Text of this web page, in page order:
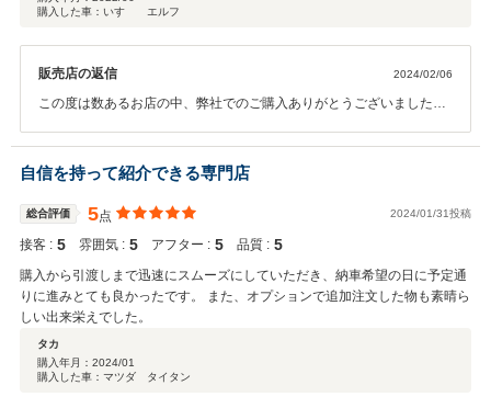
購入した車：いすゞ エルフ
販売店の返信 2024/02/06
この度は数あるお店の中、弊社でのご購入ありがとうございました。
自信を持って紹介できる専門店
総合評価 5点 2024/01/31投稿
接客 : 5 雰囲気 : 5 アフター : 5 品質 : 5
購入から引渡しまで迅速にスムーズにしていただき、納車希望の日に予定通
りに進みとても良かったです。 また、オプションで追加注文した物も素晴ら
しい出来栄えでした。
タカ
購入年月： 2024/01
購入した車：マツダ タイタン